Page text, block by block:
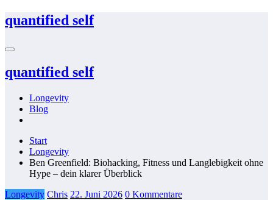
Zum
Inhalt
quantified self
quantified self
Longevity
Blog
Start
Longevity
Ben Greenfield: Biohacking, Fitness und Langlebigkeit ohne
Hype – dein klarer Überblick
Longevity Chris 22. Juni 2026 0 Kommentare